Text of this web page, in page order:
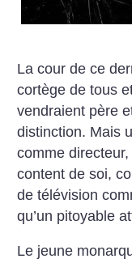
La cour de ce
cortège de tous
vendraient père
distinction. Mais
comme
content de soi,
de télévision
qu’un pitoyable
Le jeune